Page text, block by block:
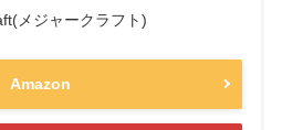
メジャークラフト)
Amazon